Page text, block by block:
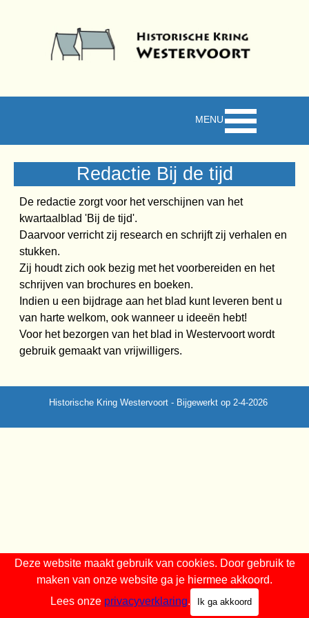
Redactie Bij de tijd
De redactie zorgt voor het verschijnen van het
kwartaalblad 'Bij de tijd'.
Daarvoor verricht zij research en schrijft zij verhalen en
stukken.
Zij houdt zich ook bezig met het voorbereiden en het
schrijven van brochures en boeken.
Indien u een bijdrage aan het blad kunt leveren bent u
van harte welkom, ook wanneer u ideeën hebt!
Voor het bezorgen van het blad in Westervoort wordt
gebruik gemaakt van vrijwilligers.
Historische Kring Westervoort - Bijgewerkt op 2-4-2026
Deze website maakt gebruik van cookies. Door gebruik te
maken van onze website ga je hiermee akkoord.
Lees onze privacyverklaring. Ik ga akkoord